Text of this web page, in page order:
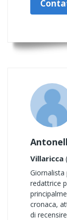
Villaricca
Giornalista
redattrice
cronaca,
di